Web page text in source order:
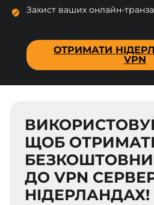
Захист ваших онлайн-
ОТРИМАТИ
VPN
ЩОБ
ДО VPN
НІДЕРЛАНДАХ!